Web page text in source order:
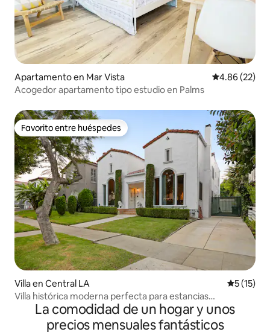
Apartamento en Mar Vista Calificación
4.86 (22)
Acogedor apartamento tipo estudio en Palms
Favorito entre huéspedes
Favorito entre huéspedes
Villa en Central LA
5 (15)
Villa histórica moderna perfecta para estancias
prolongadas
La comodidad de un hogar y unos
precios mensuales fantásticos